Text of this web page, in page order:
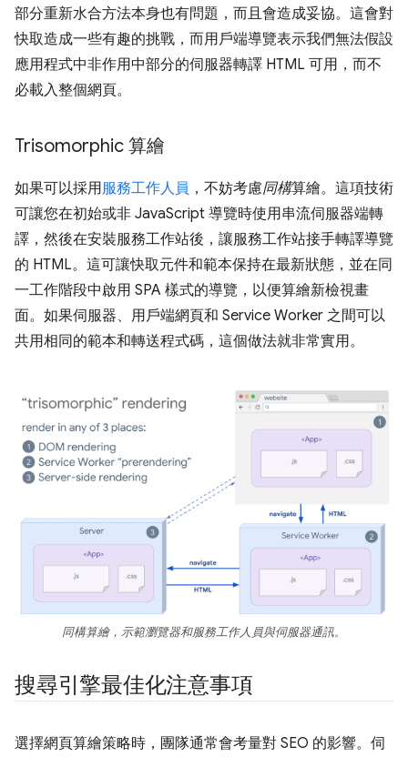
部分重新水合方法本身也有問題，而且會造成妥協。這會對
快取造成一些有趣的挑戰，而用戶端導覽表示我們無法假設
應用程式中非作用中部分的伺服器轉譯 HTML 可用，而不
必載入整個網頁。
Trisomorphic 算繪
如果可以採用服務工作人員 ，不妨考慮同構算繪。這項技術
可讓您在初始或非 JavaScript 導覽時使用串流伺服器端轉
譯，然後在安裝服務工作站後，讓服務工作站接手轉譯導覽
的 HTML。這可讓快取元件和範本保持在最新狀態，並在同
一工作階段中啟用 SPA 樣式的導覽，以便算繪新檢視畫
面。如果伺服器、用戶端網頁和 Service Worker 之間可以
共用相同的範本和轉送程式碼，這個做法就非常實用。
同構算繪，示範瀏覽器和服務工作人員與伺服器通訊。
搜尋引擎最佳化注意事項
選擇網頁算繪策略時，團隊通常會考量對 SEO 的影響。伺